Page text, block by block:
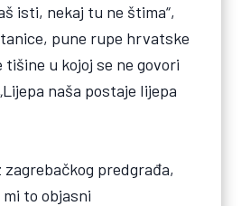
isti, nekaj tu ne štima“,
pune rupe hrvatske
u kojoj se ne govori
naša postaje lijepa
predgrađa,
to objasni